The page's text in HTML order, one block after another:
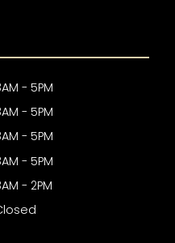
- 5PM
- 5PM
- 5PM
- 5PM
- 2PM